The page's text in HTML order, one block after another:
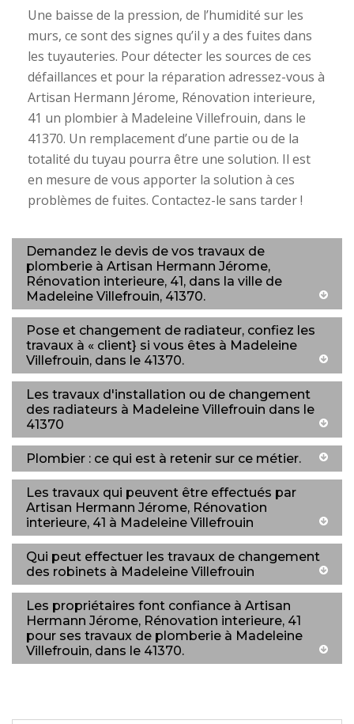
Une baisse de la pression, de l’humidité sur les
murs, ce sont des signes qu’il y a des fuites dans
les tuyauteries. Pour détecter les sources de ces
défaillances et pour la réparation adressez-vous à
Artisan Hermann Jérome, Rénovation interieure,
41 un plombier à Madeleine Villefrouin, dans le
41370. Un remplacement d’une partie ou de la
totalité du tuyau pourra être une solution. Il est
en mesure de vous apporter la solution à ces
problèmes de fuites. Contactez-le sans tarder !
Demandez le devis de vos travaux de
plomberie à Artisan Hermann Jérome,
Rénovation interieure, 41, dans la ville de
Madeleine Villefrouin, 41370.
Pose et changement de radiateur, confiez les
travaux à « client} si vous êtes à Madeleine
Villefrouin, dans le 41370.
Les travaux d'installation ou de changement
des radiateurs à Madeleine Villefrouin dans le
41370
Plombier : ce qui est à retenir sur ce métier.
Les travaux qui peuvent être effectués par
Artisan Hermann Jérome, Rénovation
interieure, 41 à Madeleine Villefrouin
Qui peut effectuer les travaux de changement
des robinets à Madeleine Villefrouin
Les propriétaires font confiance à Artisan
Hermann Jérome, Rénovation interieure, 41
pour ses travaux de plomberie à Madeleine
Villefrouin, dans le 41370.